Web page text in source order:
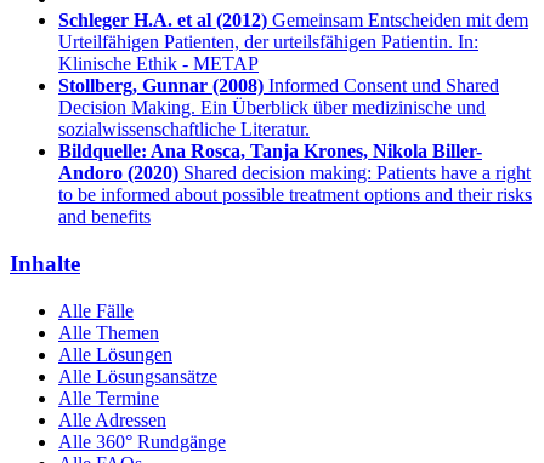
Schleger H.A. et al (2012) Gemeinsam Entscheiden mit dem
Urteilfähigen Patienten, der urteilsfähigen Patientin. In:
Klinische Ethik - METAP
Stollberg, Gunnar (2008) Informed Consent und Shared
Decision Making. Ein Überblick über medizinische und
sozialwissenschaftliche Literatur.
Bildquelle: Ana Rosca, Tanja Krones, Nikola Biller-
Andoro (2020) Shared decision making: Patients have a right
to be informed about possible treatment options and their risks
and benefits
Inhalte
Alle Fälle
Alle Themen
Alle Lösungen
Alle Lösungsansätze
Alle Termine
Alle Adressen
Alle 360° Rundgänge